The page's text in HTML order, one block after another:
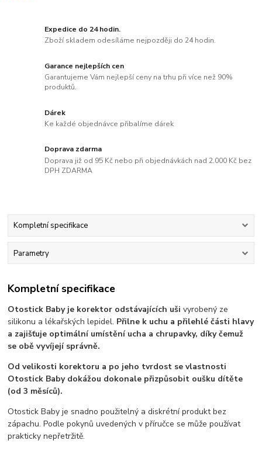
Expedice do 24 hodin.
Zboží skladem odesíláme nejpozději do 24 hodin.
Garance nejlepších cen
Garantujeme Vám nejlepší ceny na trhu při více než 90%
produktů.
Dárek
Ke každé objednávce přibalíme dárek
Doprava zdarma
Doprava již od 95 Kč nebo při objednávkách nad 2.000 Kč bez
DPH ZDARMA
Kompletní specifikace
Parametry
Kompletní specifikace
Otostick Baby je korektor odstávajících ušivyrobený ze
silikonu a lékařských lepidel. Přilne k uchu a přilehlé části hlavy
a zajišťuje optimální umístění ucha a chrupavky, díky čemuž
se obě vyvíjejí správně.
Od velikosti korektoru a po jeho tvrdost se vlastnosti
Otostick Baby dokážou dokonale přizpůsobit oušku dítěte
(od 3 měsíců).
Otostick Baby je snadno použitelný a diskrétní produkt bez
zápachu. Podle pokynů uvedených v příručce se může používat
prakticky nepřetržitě.